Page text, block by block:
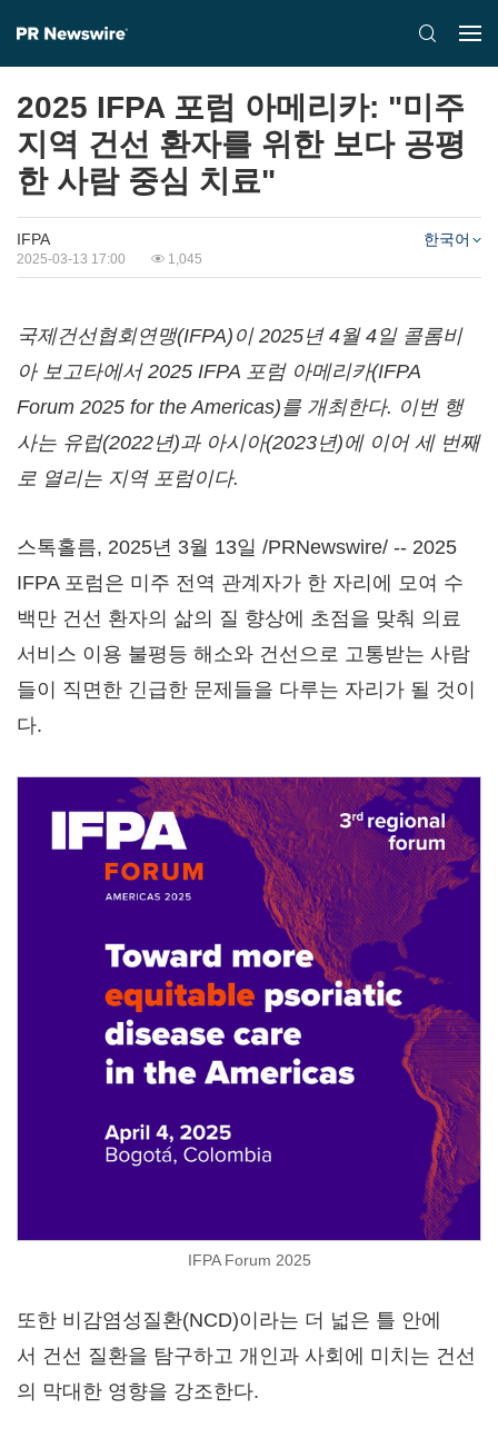
2025 IFPA 포럼 아메리카: "미주
지역 건선 환자를 위한 보다 공평
한 사람 중심 치료"
IFPA
2025-03-13 17:00 1,045
한국어
국제건선협회연맹(IFPA) 이2025년4월4일 콜롬비
아 보고타에서2025 IFPA 포럼 아메리카(IFPA
Forum 2025 for the Americas)를 개최한다. 이번 행
사는 유럽(2022년)과 아시아(2023년)에 이어 세 번째
로 열리는 지역 포럼이다.
스톡홀름, 2025년 3월 13일 /PRNewswire/ -- 2025
IFPA 포럼은 미주 전역 관계자가 한 자리에 모여 수
백만 건선 환자의 삶의 질 향상에 초점을 맞춰 의료
서비스 이용 불평등 해소와 건선으로 고통받는 사람
들이 직면한 긴급한 문제들을 다루는 자리가 될 것이
다.
IFPA Forum 2025
또한 비감염성질환(NCD)이라는 더 넓은 틀 안에
서 건선 질환을 탐구하고 개인과 사회에 미치는 건선
의 막대한 영향을 강조한다.